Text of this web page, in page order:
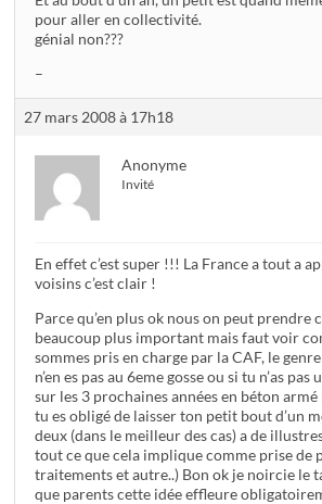
pour aller en collectivité.
génial non???
–
27 mars 2008 à 17h18
Anonyme
Invité
En effet c’est super !!! La France a tout a
voisins c’est clair !
Parce qu’en plus ok nous on peut prendre
beaucoup plus important mais faut voir
sommes pris en charge par la CAF, le
n’en es pas au 6eme gosse ou si tu n’as
sur les 3 prochaines années en béton
tu es obligé de laisser ton petit bout d’un
deux (dans le meilleur des cas) a de
tout ce que cela implique comme prise de
traitements et autre..) Bon ok je noircie le
que parents cette idée effleure